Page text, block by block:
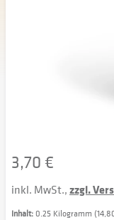
3,70 €
inkl. MwSt.,zzgl.
Inhalt: 0.25 Kilogramm